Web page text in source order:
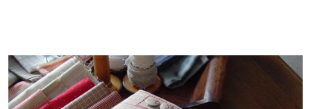
Photo Bouticrea